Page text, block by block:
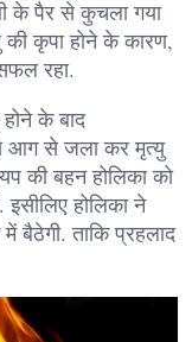
के पैर से कुचला गया
कृपा होने के कारण,
रहा.
के बाद
आग से जला कर मृत्यु
की बहन होलिका को
होलिका ने
बैठेगी. ताकि प्रहलाद